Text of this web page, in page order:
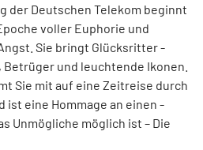
der Deutschen Telekom ­beginnt
voller ­Euphorie und
Sie bringt Glücksritter
und leuchtende Ikonen.
Sie mit auf eine Zeit­reise durch
ist eine Hommage an ­einen
Unmögliche ­möglich ist – Die